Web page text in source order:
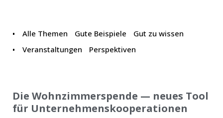
Alle The­men Gute Beispiele
Gut zu wissen
Ver­an­stal­tun­gen
Per­spek­ti­ven
Die Wohn­zim­mer­spen­de — neu­es Tool
für Unter­neh­mens­ko­ope­ra­tio­nen